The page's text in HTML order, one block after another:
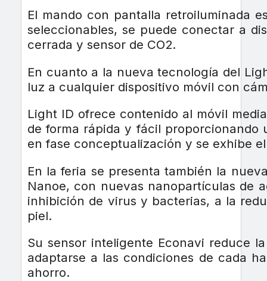
El mando con pantalla retroiluminada
seleccionables, se puede conectar a
cerrada y sensor de CO2.
En cuanto a la nueva tecnología del
luz a cualquier dispositivo móvil con
Light ID ofrece contenido al móvil
de forma rápida y fácil proporcionando
en fase conceptualización y se exhibe
En la feria se presenta también la
Nanoe, con nuevas nanopartículas de
inhibición de virus y bacterias, a la
piel.
Su sensor inteligente Econavi reduce
adaptarse a las condiciones de cada
ahorro.